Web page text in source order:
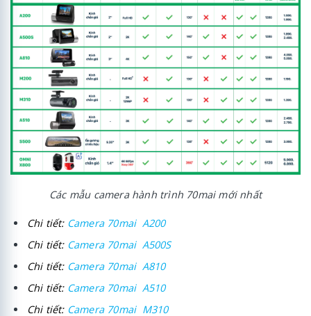
Các mẫu camera hành trình 70mai mới nhất
Chi tiết: Camera 70mai A200
Chi tiết: Camera 70mai A500S
Chi tiết: Camera 70mai A810
Chi tiết: Camera 70mai A510
Chi tiết: Camera 70mai M310